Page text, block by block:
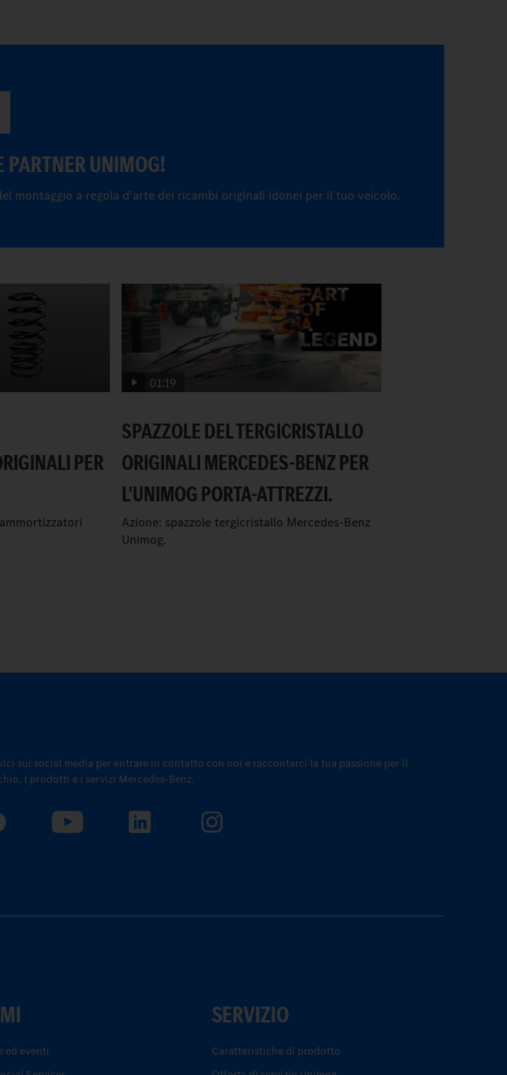
PARTNER UNIMOG!
montaggio a regola d'arte dei ricambi originali idonei per il tuo veicolo.
PER
01:19
SPAZZOLE DEL TERGICRISTALLO
ORIGINALI MERCEDES-BENZ PER
L'UNIMOG PORTA-ATTREZZI.
Azione: spazzole tergicristallo Mercedes-Benz
Unimog.
sui social media per entrare in contatto con noi e raccontarci la tua passione per il
i prodotti e i servizi Mercedes-Benz.
ed eventi
SERVIZIO
Caratteristiche di prodotto